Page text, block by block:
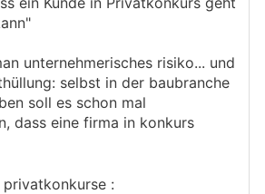
unternehmerisches risiko... und
selbst in der baubranche
soll es schon mal
dass eine firma in konkurs
: